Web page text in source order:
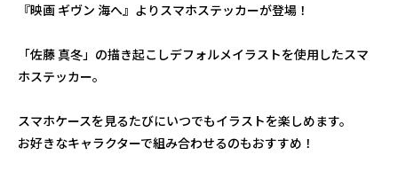
『映画 ギヴン 海へ』よりスマホステッカーが登場！
「佐藤 真冬」の描き起こしデフォルメイラストを使用したスマ
ホステッカー。
スマホケースを見るたびにいつでもイラストを楽しめます。
お好きなキャラクターで組み合わせるのもおすすめ！